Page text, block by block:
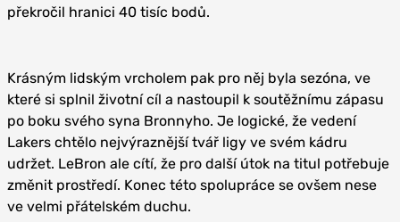
překročil hranici 40 tisíc bodů.
Krásným lidským vrcholem pak pro něj byla sezóna, ve
které si splnil životní cíl a nastoupil k soutěžnímu zápasu
po boku svého syna Bronnyho. Je logické, že vedení
Lakers chtělo nejvýraznější tvář ligy ve svém kádru
udržet. LeBron ale cítí, že pro další útok na titul potřebuje
změnit prostředí. Konec této spolupráce se ovšem nese
ve velmi přátelském duchu.